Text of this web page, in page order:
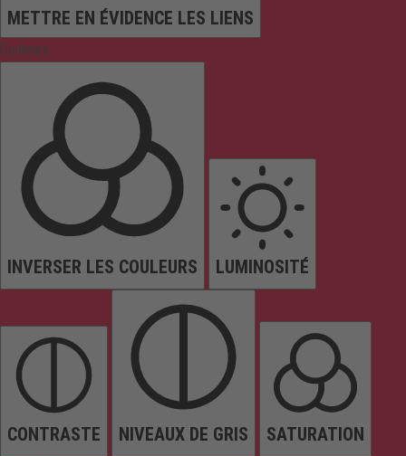
METTRE EN ÉVIDENCE LES LIENS
Couleurs
INVERSER LES COULEURS LUMINOSITÉ
CONTRASTE NIVEAUX DE GRIS SATURATION